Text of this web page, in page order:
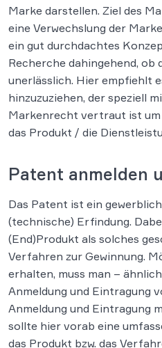
Marke darstellen. Ziel des
eine Verwechslung der
ein gut durchdachtes
Recherche dahingehend, ob
unerlässlich. Hier empfiehlt
hinzuzuziehen, der speziell
Markenrecht vertraut ist um
das Produkt / die
Patent anmelden
Das Patent ist ein
(technische) Erfindung.
(End)Produkt als solches
Verfahren zur Gewinnung.
erhalten, muss man –
Anmeldung und Eintragung
Anmeldung und Eintragung
sollte hier vorab eine
das Produkt bzw. das